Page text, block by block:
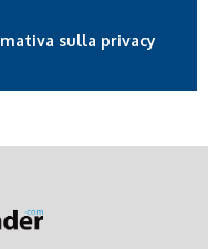
sulla privacy